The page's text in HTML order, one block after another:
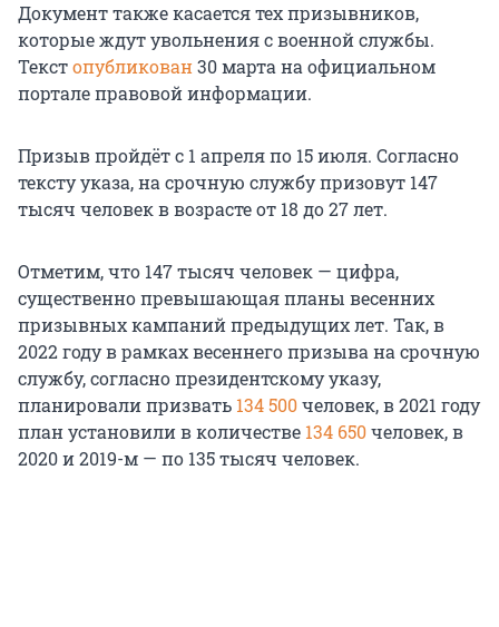
Документ также касается тех призывников,
которые ждут увольнения с военной службы.
Текстопубликован30 марта на официальном
портале правовой информации.
Призыв пройдёт с 1 апреля по 15 июля. Согласно
тексту указа, на срочную службу призовут 147
тысяч человек в возрасте от 18 до 27 лет.
Отметим, что 147 тысяч человек — цифра,
существенно превышающая планы весенних
призывных кампаний предыдущих лет. Так, в
2022 году в рамках весеннего призыва на срочную
службу, согласно президентскому указу,
планировали призвать 134 500человек, в 2021 году
план установили в количестве 134 650человек, в
2020 и 2019-м — по 135 тысяч человек.